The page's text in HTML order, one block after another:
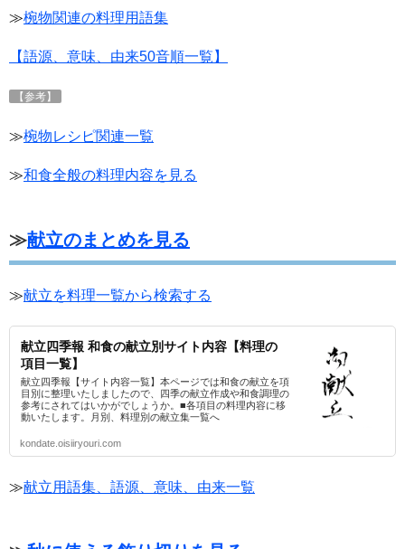
≫椀物関連の料理用語集
【語源、意味、由来50音順一覧】
【参考】
≫椀物レシピ関連一覧
≫和食全般の料理内容を見る
≫献立のまとめを見る
≫献立を料理一覧から検索する
献立四季報 和食の献立別サイト内容【料理の
項目一覧】
献立四季報【サイト内容一覧】本ページでは和食の献立を項
目別に整理いたしましたので、四季の献立作成や和食調理の
参考にされてはいかがでしょうか。■各項目の料理内容に移
動いたします。月別、料理別の献立集一覧へ
kondate.oisiiryouri.com
≫献立用語集、語源、意味、由来一覧